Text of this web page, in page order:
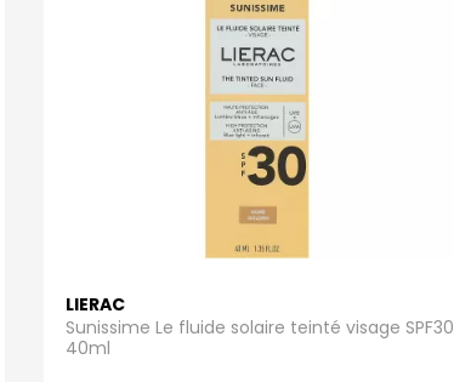
LIERAC
Sunissime Le fluide solaire teinté visage SPF30
40ml